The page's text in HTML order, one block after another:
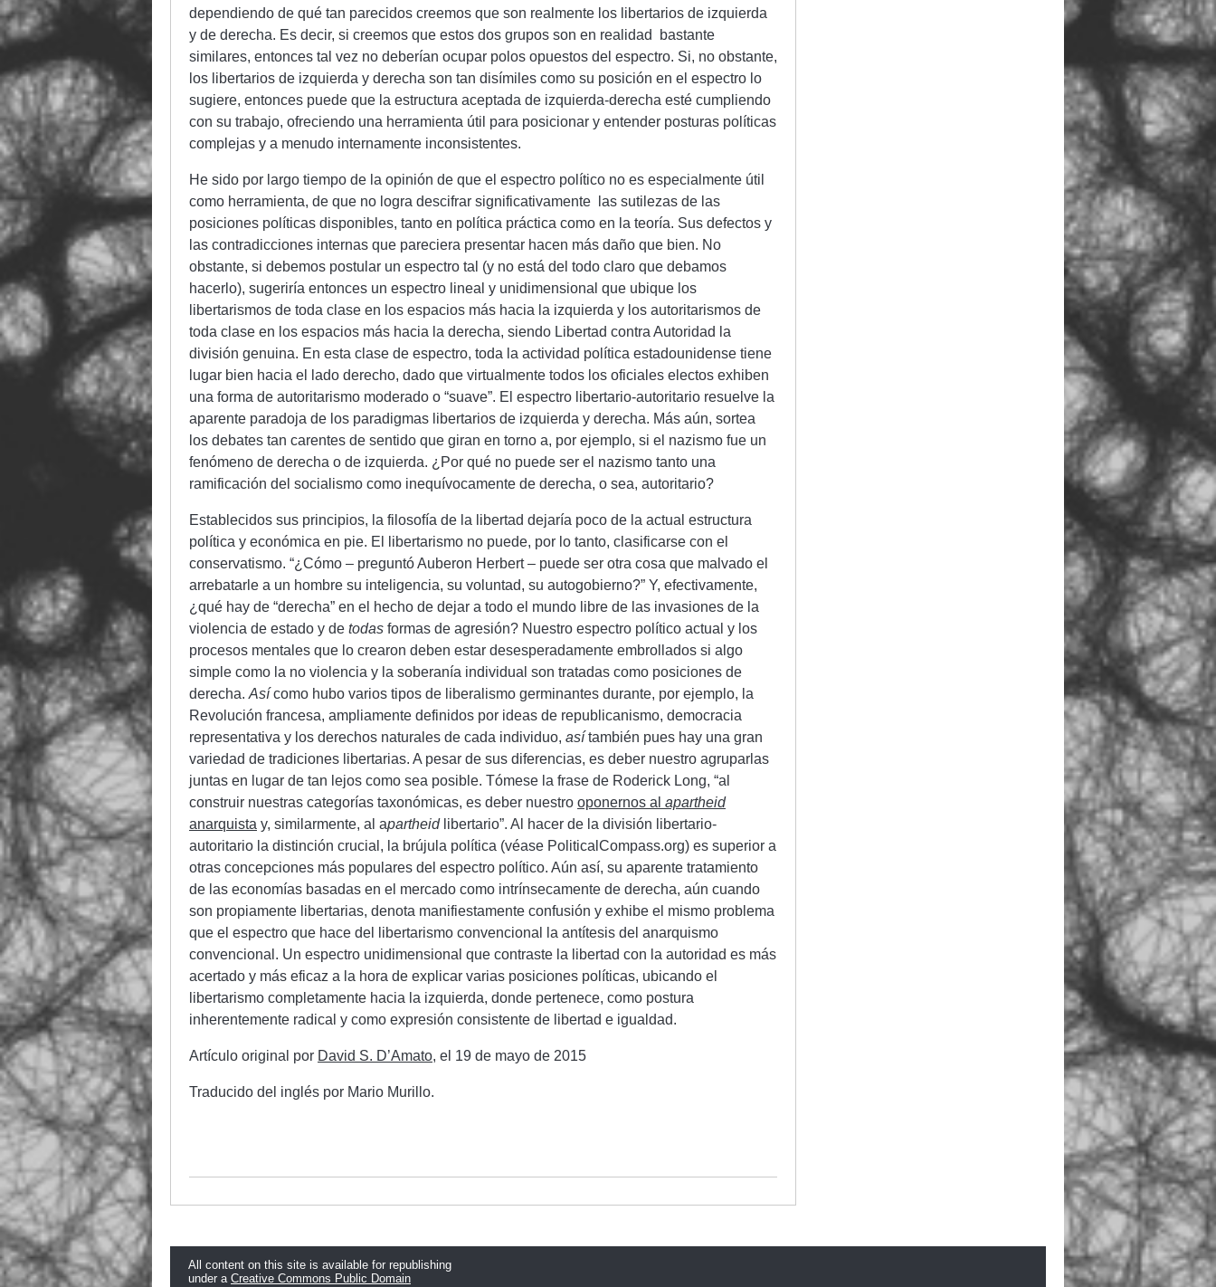
dependiendo de qué tan parecidos creemos que son realmente los libertarios de izquierda
y de derecha. Es decir, si creemos que estos dos grupos son en realidad bastante
similares, entonces tal vez no deberían ocupar polos opuestos del espectro. Si, no obstante,
los libertarios de izquierda y derecha son tan disímiles como su posición en el espectro lo
sugiere, entonces puede que la estructura aceptada de izquierda-derecha esté cumpliendo
con su trabajo, ofreciendo una herramienta útil para posicionar y entender posturas políticas
complejas y a menudo internamente inconsistentes.
He sido por largo tiempo de la opinión de que el espectro político no es especialmente útil
como herramienta, de que no logra descifrar significativamente las sutilezas de las
posiciones políticas disponibles, tanto en política práctica como en la teoría. Sus defectos y
las contradicciones internas que pareciera presentar hacen más daño que bien. No
obstante, si debemos postular un espectro tal (y no está del todo claro que debamos
hacerlo), sugeriría entonces un espectro lineal y unidimensional que ubique los
libertarismos de toda clase en los espacios más hacia la izquierda y los autoritarismos de
toda clase en los espacios más hacia la derecha, siendo Libertad contra Autoridad la
división genuina. En esta clase de espectro, toda la actividad política estadounidense tiene
lugar bien hacia el lado derecho, dado que virtualmente todos los oficiales electos exhiben
una forma de autoritarismo moderado o “suave”. El espectro libertario-autoritario resuelve la
aparente paradoja de los paradigmas libertarios de izquierda y derecha. Más aún, sortea
los debates tan carentes de sentido que giran en torno a, por ejemplo, si el nazismo fue un
fenómeno de derecha o de izquierda. ¿Por qué no puede ser el nazismo tanto una
ramificación del socialismo como inequívocamente de derecha, o sea, autoritario?
Establecidos sus principios, la filosofía de la libertad dejaría poco de la actual estructura
política y económica en pie. El libertarismo no puede, por lo tanto, clasificarse con el
conservatismo. “¿Cómo – preguntó Auberon Herbert – puede ser otra cosa que malvado el
arrebatarle a un hombre su inteligencia, su voluntad, su autogobierno?” Y, efectivamente,
¿qué hay de “derecha” en el hecho de dejar a todo el mundo libre de las invasiones de la
violencia de estado y de todas formas de agresión? Nuestro espectro político actual y los
procesos mentales que lo crearon deben estar desesperadamente embrollados si algo
simple como la no violencia y la soberanía individual son tratadas como posiciones de
derecha. Asícomo hubo varios tipos de liberalismo germinantes durante, por ejemplo, la
Revolución francesa, ampliamente definidos por ideas de republicanismo, democracia
representativa y los derechos naturales de cada individuo, asítambién pues hay una gran
variedad de tradiciones libertarias. A pesar de sus diferencias, es deber nuestro agruparlas
juntas en lugar de tan lejos como sea posible. Tómese la frase de Roderick Long, “al
construir nuestras categorías taxonómicas, es deber nuestro oponernos al apartheid
anarquista y, similarmente, al apartheidlibertario”. Al hacer de la división libertario-
autoritario la distinción crucial, la brújula política (véase PoliticalCompass.org) es superior a
otras concepciones más populares del espectro político. Aún así, su aparente tratamiento
de las economías basadas en el mercado como intrínsecamente de derecha, aún cuando
son propiamente libertarias, denota manifiestamente confusión y exhibe el mismo problema
que el espectro que hace del libertarismo convencional la antítesis del anarquismo
convencional. Un espectro unidimensional que contraste la libertad con la autoridad es más
acertado y más eficaz a la hora de explicar varias posiciones políticas, ubicando el
libertarismo completamente hacia la izquierda, donde pertenece, como postura
inherentemente radical y como expresión consistente de libertad e igualdad.
Artículo original por David S. D’Amato, el 19 de mayo de 2015
Traducido del inglés por Mario Murillo.
All content on this site is available for republishing
under a Creative Commons Public Domain